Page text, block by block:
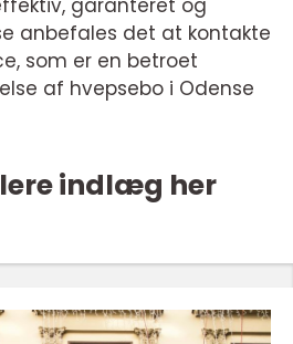
garanteret og
anbefales det at kontakte
som er en betroet
af hvepsebo i Odense
indlæg her